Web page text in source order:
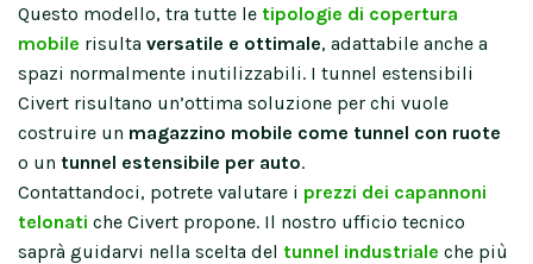
Questo modello, tra tutte le tipologie di copertura
mobile risulta versatile e ottimale, adattabile anche a
spazi normalmente inutilizzabili. I tunnel estensibili
Civert risultano un’ottima soluzione per chi vuole
costruire un magazzino mobile come tunnel con ruote
o un tunnel estensibile per auto.
Contattandoci, potrete valutare i prezzi dei capannoni
telonati che Civert propone. Il nostro ufficio tecnico
saprà guidarvi nella scelta del tunnel industriale che più